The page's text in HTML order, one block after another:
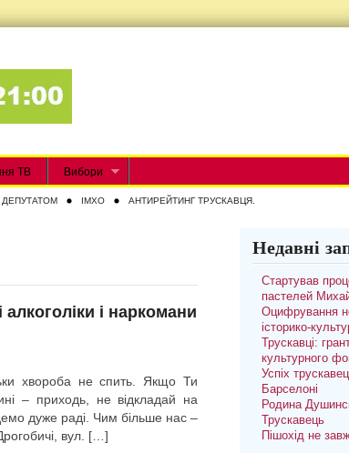
ТВ Вибори
ДЕПУТАТОМ IMXO АНТИРЕЙТИНГ ТРУСКАВЦЯ.
і наркомани
хвороба не спить. Якщо Ти
– приходь, не відкладай на
дуже раді. Чим більше нас –
вул. […]
Недавні
Стартував
пастелей
Оцифрування
історико-
Трускавці:
культурного
Успіх
Барселоні
Родина
Трускавець
Пішохід не